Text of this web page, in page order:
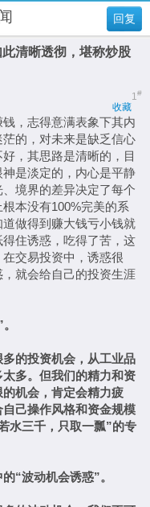
回复
清晰透彻，堪称炒股
1#
收藏
，志得意满表象下其内
的，对未来是缺乏信心
，其思路是清晰的，目
是淡定的，内心是平静
境界的差异决定了每个
本没有100%完美的系
做得到赚大钱亏小钱就
住诱惑，吃得了苦，这
在交易投资中，诱惑很
就会给自己的投资生涯
。
的投资机会，从工业品
多。但我们的精力和资
机会，肯定会精力疲
己操作风格和资金规模
水三千，只取一瓢”的专
的“波动机会诱惑”。